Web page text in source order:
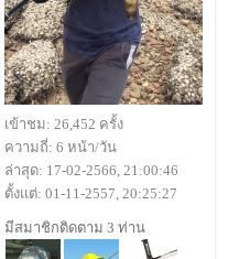
เข้าชม: 26,452 ครั้ง
ความถี่: 6 หน้า/วัน
ล่าสุด: 17-02-2566, 21:00:46
ตั้งแต่: 01-11-2557, 20:25:27
มีสมาชิกติดตาม 3 ท่าน